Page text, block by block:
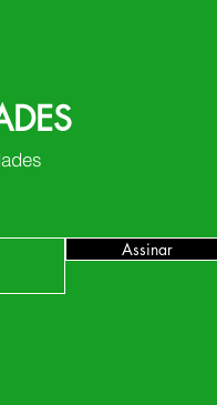
Assinar